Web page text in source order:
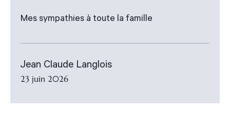
Mes sympathies à toute la famille
Jean Claude Langlois
23 juin 2026